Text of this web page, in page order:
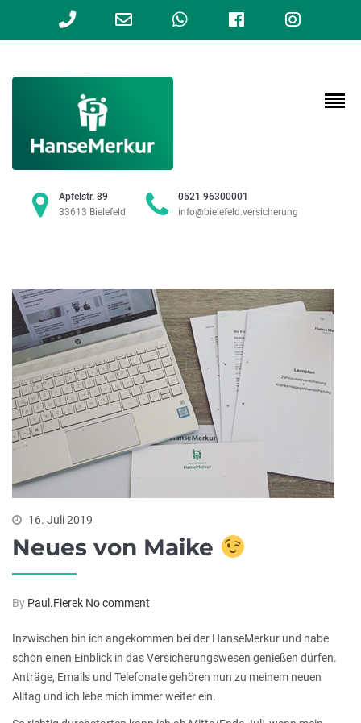
Apfelstr. 89
33613 Bielefeld
0521 96300001
info@bielefeld.versicherung
16. Juli 2019
Neues von Maike
By Paul.Fierek No comment
Inzwischen bin ich angekommen bei der HanseMerkur und habe
schon einen Einblick in das Versicherungswesen genießen dürfen.
Anträge, Emails und Telefonate gehören nun zu meinem neuen
Alltag und ich lebe mich immer weiter ein.
Phone
calling
Email
WhatsAppFacebook